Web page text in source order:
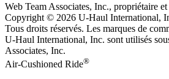
Web Team Associates, Inc., propriétaire
Copyright © 2026 U-Haul International,
Tous droits réservés. Les marques de
U-Haul International, Inc. sont utilisés
Associates, Inc.
Air-Cushioned Ride®